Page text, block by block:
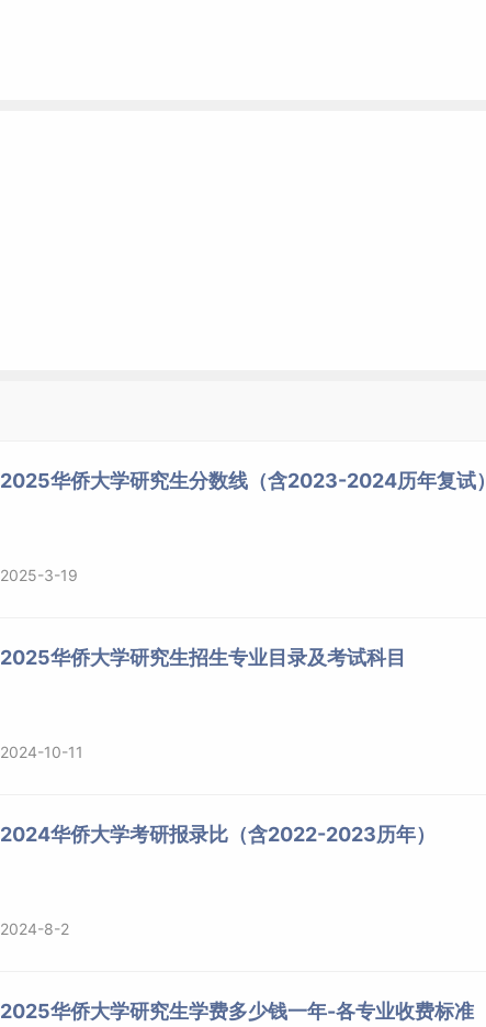
2025华侨大学研究生分数线（含2023-2024历年复试）
2025-3-19
2025华侨大学研究生招生专业目录及考试科目
2024-10-11
2024华侨大学考研报录比（含2022-2023历年）
2024-8-2
2025华侨大学研究生学费多少钱一年-各专业收费标准